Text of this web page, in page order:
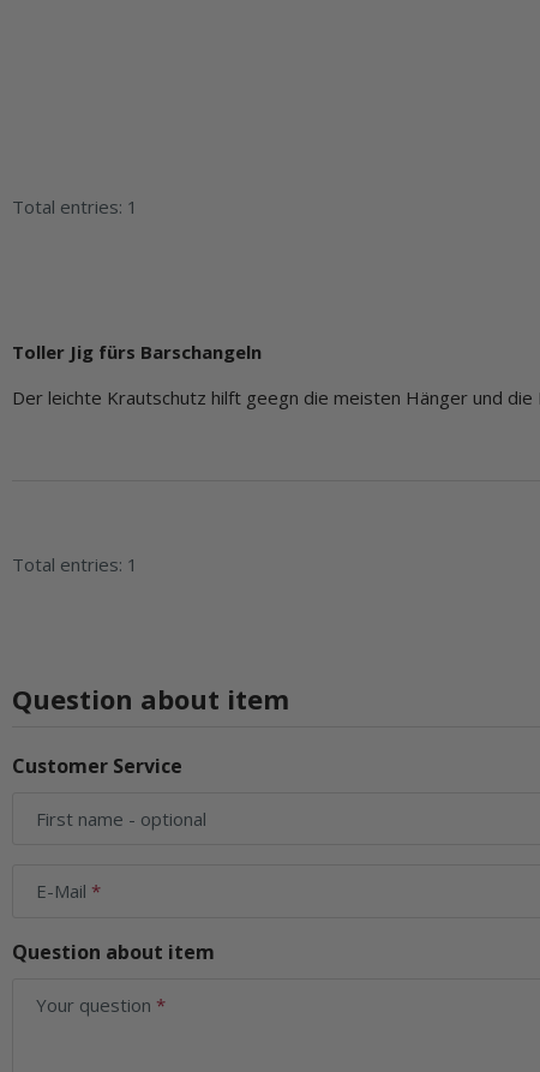
Total entries: 1
Toller Jig fürs Barschangeln
Der leichte Krautschutz hilft geegn die meisten Hänger und
Total entries: 1
Question about item
Customer Service
First name - optional
E-Mail
Question about item
Your question